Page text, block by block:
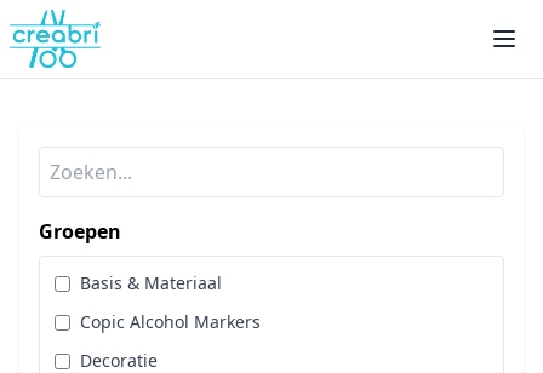
Groepen
Basis & Materiaal
Copic Alcohol Markers
Decoratie